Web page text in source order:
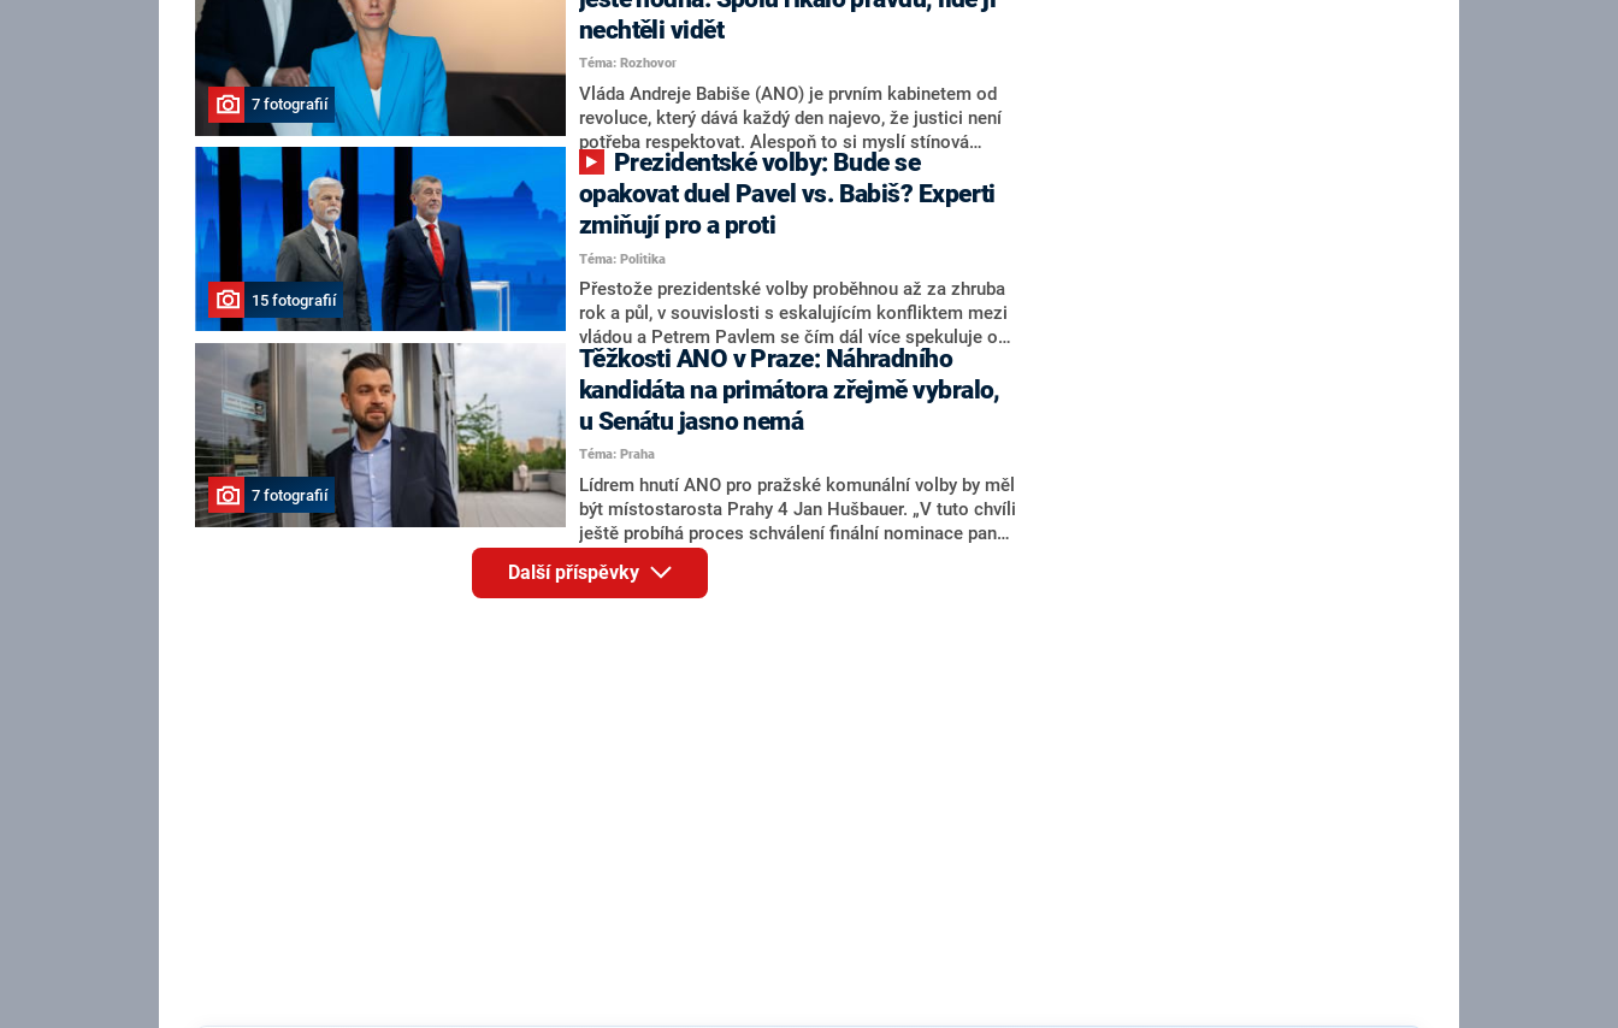
Andreje Babiše a ministra průmyslu Karla Havlíčka.
Oblíbeným tipem samotných sázkařů je poslanec za
Motoristy Filip Turek. Politolog Jan Kubáček nicméně
o případné kandidatuře kohokoliv ze zmíněné trojice
značně pochybuje. Podle něj současná koalice dosud
nemá osobu, která by Pavlovi mohla konkurovat.
7 fotografií
nechtěli vidět
Téma: Rozhovor
Vláda Andreje Babiše (ANO) je prvním kabinetem od
revoluce, který dává každý den najevo, že justici není
potřeba respektovat. Alespoň to si myslí stínová
ministryně spravedlnosti ODS Eva Decroix. V
rozhovoru pro CNN Prima NEWS si nebrala servítky
ohledně politického výkonu svého nástupce Jeronýma
Tejce (za ANO) či vládní zmocněnkyně pro lidská
práva Taťány Malé (ANO). Označením „svoloč“ na
adresu vlády prý byla ještě hodná. Decroix se také
vrátila k volební porážce koalice Spolu či promluvila o
hnutí Naše Česko Martina Kuby.
15 fotografií
opakovat duel Pavel vs. Babiš? Experti
zmiňují pro a proti
Téma: Politika
Přestože prezidentské volby proběhnou až za zhruba
rok a půl, v souvislosti s eskalujícím konfliktem mezi
vládou a Petrem Pavlem se čím dál více spekuluje o
tom, koho by do bitvy o Hrad mohla vyslat současná
koalice. Někteří političtí komentátoři znovu vytahují
jméno premiéra Andreje Babiše (ANO). Jak moc je
pravděpodobné, že se v prezidentských volbách 2028
bude znovu opakovat souboj z roku 2023?
7 fotografií
Těžkosti ANO v Praze: Náhradního
kandidáta na primátora zřejmě vybralo,
u Senátu jasno nemá
Téma: Praha
Lídrem hnutí ANO pro pražské komunální volby by měl
být místostarosta Prahy 4 Jan Hušbauer. „V tuto chvíli
ještě probíhá proces schválení finální nominace pana
Jana Hušbauera Výborem hnutí ANO,“ uvedl pro
redakci místopředseda pražského ANO Martin
Benkovič. O Hušbauerovi se spekulovalo jako o
Další příspěvky